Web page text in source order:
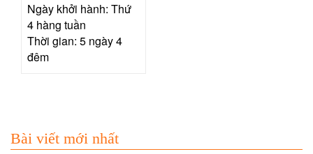
Ngày khởi hành: Thứ
4 hàng tuần
Thời gian: 5 ngày 4
đêm
Bài viết mới nhất